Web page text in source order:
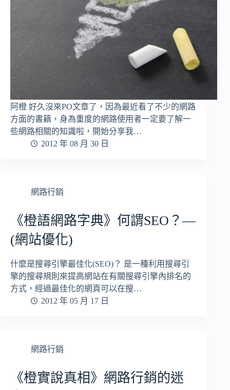
阿橙 好久沒來PO文章了，因為最近看了不少的網路
方面的書籍，身為重度的網路使用者一定要了解一
些網路相關的知識啦，開始分享我…
2012 年 08 月 30 日
網路行銷
《橙語網路字典》何謂SEO？—
(網站優化)
什麼是搜尋引擎最佳化(SEO)？ 是一種利用搜尋引
擎的搜尋規則來提高網站在有關搜尋引擎內排名的
方式，經過最佳化的網頁可以在搜…
2012 年 05 月 17 日
網路行銷
《橙實說真相》網路行銷的迷